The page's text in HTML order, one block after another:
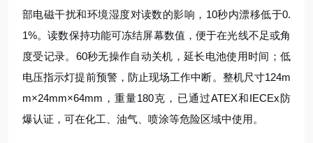
部电磁干扰和环境湿度对读数的影响，10秒内漂移低于0.
1%。读数保持功能可冻结屏幕数值，便于在光线不足或角
度受记录。60秒无操作自动关机，延长电池使用时间；低
电压指示灯提前预警，防止现场工作中断。整机尺寸124m
m×24mm×64mm，重量180克，已通过ATEX和IECEx防
爆认证，可在化工、油气、喷涂等危险区域中使用。